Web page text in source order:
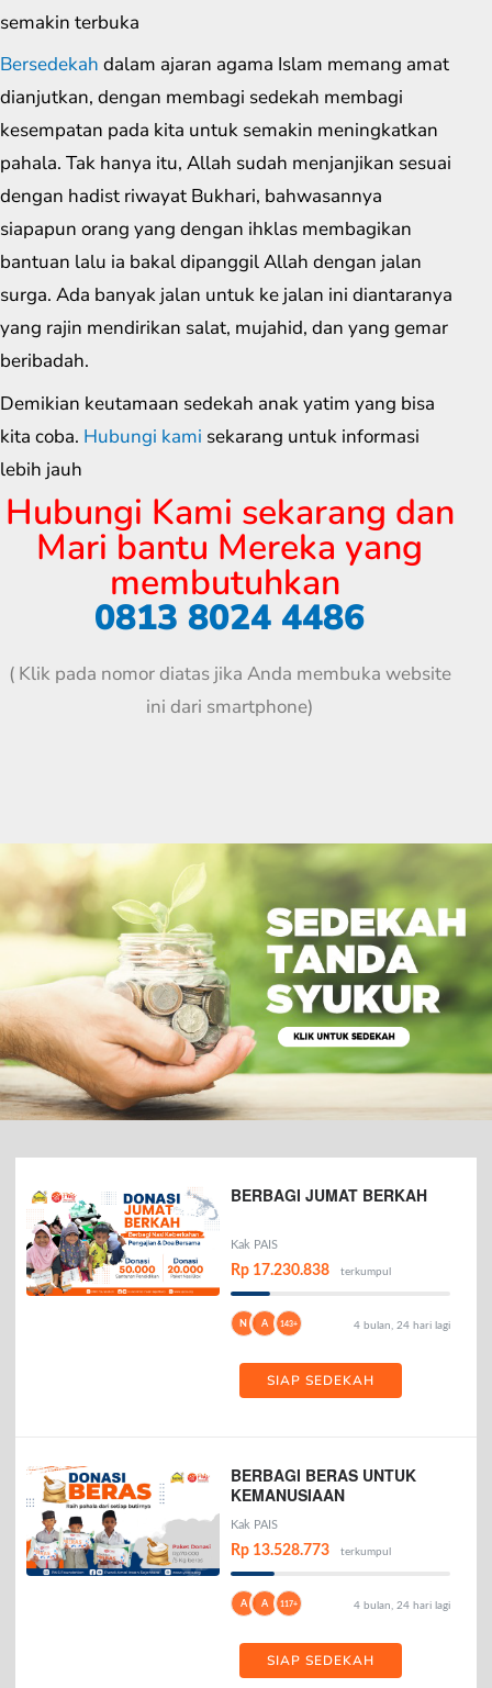
semakin terbuka
Bersedekah dalam ajaran agama Islam memang amat
dianjutkan, dengan membagi sedekah membagi
kesempatan pada kita untuk semakin meningkatkan
pahala. Tak hanya itu, Allah sudah menjanjikan sesuai
dengan hadist riwayat Bukhari, bahwasannya
siapapun orang yang dengan ihklas membagikan
bantuan lalu ia bakal dipanggil Allah dengan jalan
surga. Ada banyak jalan untuk ke jalan ini diantaranya
yang rajin mendirikan salat, mujahid, dan yang gemar
beribadah.
Demikian keutamaan sedekah anak yatim yang bisa
kita coba. Hubungi kami sekarang untuk informasi
lebih jauh
Hubungi Kami sekarang dan
Mari bantu Mereka yang
membutuhkan
0813 8024 4486
( Klik pada nomor diatas jika Anda membuka website
ini dari smartphone)
BERBAGI JUMAT BERKAH
Kak PAIS
Rp 17.230.838 terkumpul
N A 143+ 4 bulan, 24 hari lagi
SIAP SEDEKAH
BERBAGI BERAS UNTUK
KEMANUSIAAN
Kak PAIS
Rp 13.528.773 terkumpul
A A 117+ 4 bulan, 24 hari lagi
SIAP SEDEKAH